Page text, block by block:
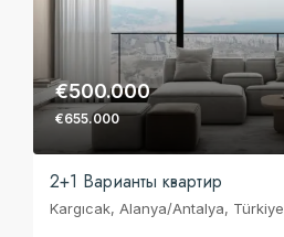
€500.000
€655.000
2+1 Bарианты квартир
Kargıcak, Alanya/Antalya, Türkiye